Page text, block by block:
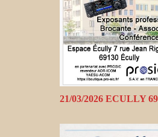
21/03/2026 ECULLY